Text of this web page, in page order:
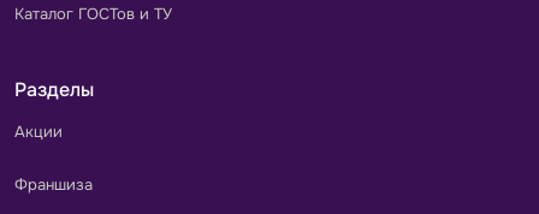
Каталог ГОСТов и ТУ
Разделы
Акции
Франшиза